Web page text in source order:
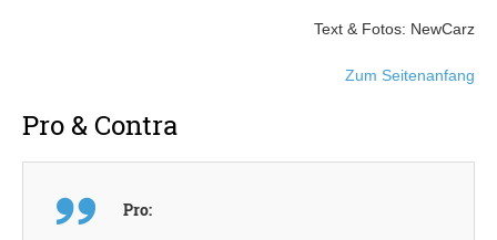
Text & Fotos: NewCarz
Zum Seitenanfang
Pro & Contra
Pro: